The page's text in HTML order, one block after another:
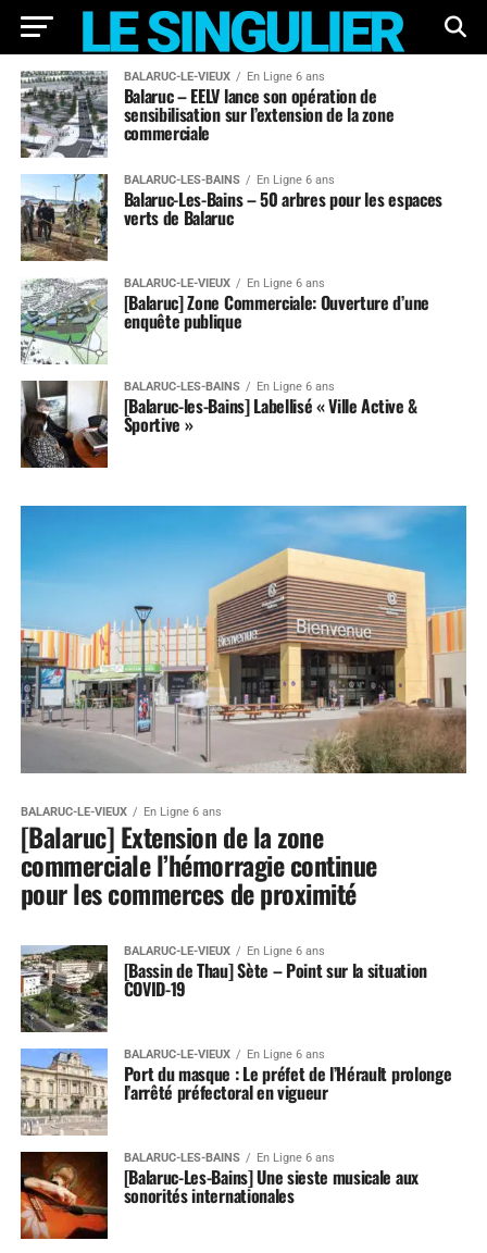
BALARUC-LE-VIEUX En Ligne 6 ans
Balaruc – EELV lance son opération de
sensibilisation sur l’extension de la zone
commerciale
BALARUC-LES-BAINS En Ligne 6 ans
Balaruc-Les-Bains – 50 arbres pour les espaces
verts de Balaruc
BALARUC-LE-VIEUX En Ligne 6 ans
[Balaruc] Zone Commerciale: Ouverture d’une
enquête publique
BALARUC-LES-BAINS En Ligne 6 ans
[Balaruc-les-Bains] Labellisé « Ville Active &
Sportive »
BALARUC-LE-VIEUX En Ligne 6 ans
[Balaruc] Extension de la zone
commerciale l’hémorragie continue
pour les commerces de proximité
BALARUC-LE-VIEUX En Ligne 6 ans
[Bassin de Thau] Sète – Point sur la situation
COVID-19
BALARUC-LE-VIEUX En Ligne 6 ans
Port du masque : Le préfet de l’Hérault prolonge
l’arrêté préfectoral en vigueur
BALARUC-LES-BAINS En Ligne 6 ans
[Balaruc-Les-Bains] Une sieste musicale aux
sonorités internationales